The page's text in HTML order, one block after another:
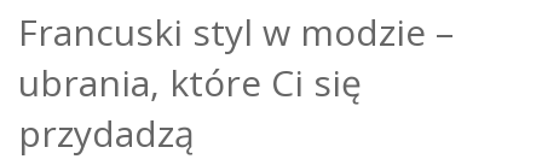
Francuski styl w modzie –
ubrania, które Ci się
przydadzą